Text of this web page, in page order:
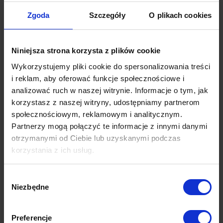
Zgoda Szczegóły O plikach cookies
Niniejsza strona korzysta z plików cookie
Wykorzystujemy pliki cookie do spersonalizowania treści
i reklam, aby oferować funkcje społecznościowe i
analizować ruch w naszej witrynie. Informacje o tym, jak
korzystasz z naszej witryny, udostępniamy partnerom
społecznościowym, reklamowym i analitycznym.
Partnerzy mogą połączyć te informacje z innymi danymi
otrzymanymi od Ciebie lub uzyskanymi podczas
korzystania z ich usług.
zgody
Niezbędne
Preferencje
jednym końcu narożnika i jedną małą poduszkę na drugim końcu. To
doda nieco ekstrawagancji, ale wciąż będzie estetyczne.
poduszki, jak Ci w duszy gra. To świetny pomysł, jeśli lubisz
eksperymentować z różnymi stylami – lub chcesz zachęcić do zabawy
i nauki sprzątania i organizowania przestrzeni dzieci.
Bez względu na to, którą metodę wybierzesz, układanie poduszek na
narożniku może być świetnym sposobem na dodanie stylu i komfortu
do Twojej przestrzeni. Pamiętaj, aby eksperymentować z różnymi
przeczytaniu tego przewodnika nadal potrzebujesz pomocy, nie wahaj
się skontaktować z naszym zespołem obsługi klienta. Chętnie
odpowiemy na wszelkie pytania i udzielimy wskazówek i porad, jak
uzyskać wymarzony wygląd Twojego salonu!